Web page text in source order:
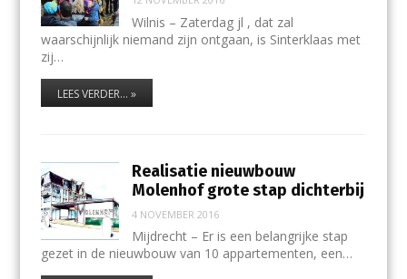
Wilnis – Zaterdag jl , dat zal
waarschijnlijk niemand zijn ontgaan, is Sinterklaas met
zij…
LEES VERDER... »
Realisatie nieuwbouw
Molenhof grote stap dichterbij
4 NOVEMBER 2016
Mijdrecht – Er is een belangrijke stap
gezet in de nieuwbouw van 10 appartementen, een…